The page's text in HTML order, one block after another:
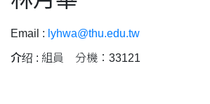
Email : lyhwa@thu.edu.tw
介绍 : 組員 分機：33121